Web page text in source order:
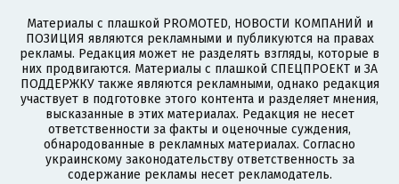
Материалы с плашкой PROMOTED, НОВОСТИ КОМПАНИЙ и
ПОЗИЦИЯ являются рекламными и публикуются на правах
рекламы. Редакция может не разделять взгляды, которые в
них продвигаются. Материалы с плашкой СПЕЦПРОЕКТ и ЗА
ПОДДЕРЖКУ также являются рекламными, однако редакция
участвует в подготовке этого контента и разделяет мнения,
высказанные в этих материалах. Редакция не несет
ответственности за факты и оценочные суждения,
обнародованные в рекламных материалах. Согласно
украинскому законодательству ответственность за
содержание рекламы несет рекламодатель.